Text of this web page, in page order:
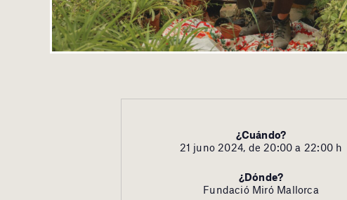
¿Cuándo?
21 juno 2024, de 20:00 a 22:00 h
¿Dónde?
Fundació Miró Mallorca